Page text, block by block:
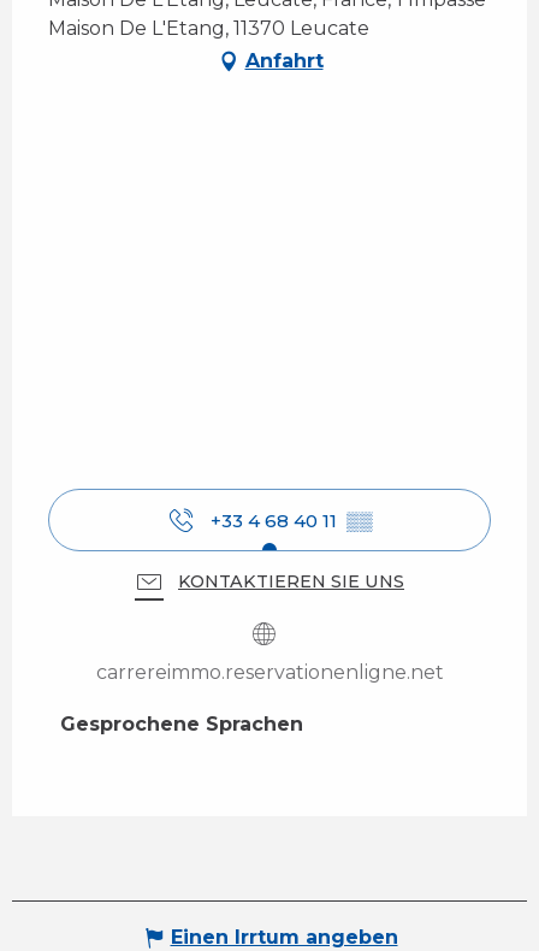
Maison De L'Etang, 11370 Leucate
Anfahrt
+33 4 68 40 11 ▒▒
KONTAKTIEREN SIE UNS
carrereimmo.reservationenligne.net
Gesprochene Sprachen
Gesprochene Sprachen
Einen Irrtum angeben